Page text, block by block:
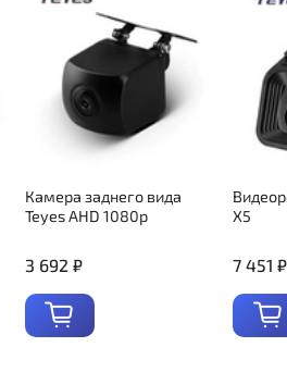
Камера заднего вида
Teyes AHD 1080p
3 692 ₽
X5
7 451 ₽